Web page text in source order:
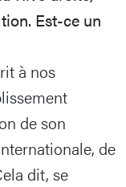
Est-ce un
à nos
de son
de
dit, se